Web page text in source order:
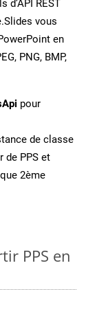
d’API REST
vous
en
PNG, BMP,
pour
de classe
de PPS et
2ème
PPS en